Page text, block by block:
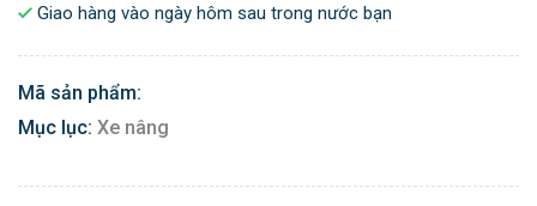
Giao hàng vào ngày hôm sau trong nước bạn
Mã sản phẩm:
Mục lục: Xe nâng